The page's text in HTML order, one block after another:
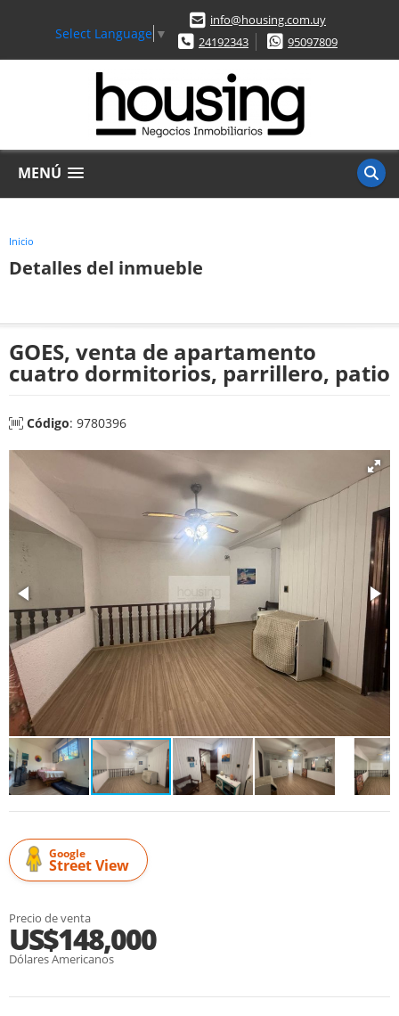
Select Language ▼
info@housing.com.uy
24192343
95097809
MENÚ
Inicio
Detalles del inmueble
GOES, venta de apartamento
cuatro dormitorios, parrillero, patio
Código: 9780396
Google
Street View
Precio de venta
US$148,000
Dólares Americanos